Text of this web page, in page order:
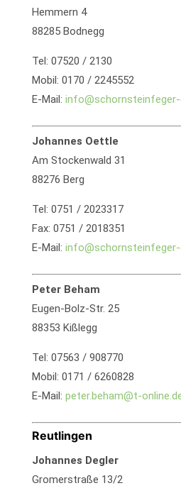
Hemmern 4
88285 Bodnegg
Tel: 07520 / 2130
Mobil: 0170 / 2245552
E-Mail: info@schornsteinfeger-
Johannes Oettle
Am Stockenwald 31
88276 Berg
Tel: 0751 / 2023317
Fax: 0751 / 2018351
E-Mail:
Peter Beham
Eugen-Bolz-Str. 25
88353 Kißlegg
Tel: 07563 / 908770
Mobil: 0171 / 6260828
E-Mail: peter.beham@t-
Reutlingen
Johannes Degler
Gromerstraße 13/2